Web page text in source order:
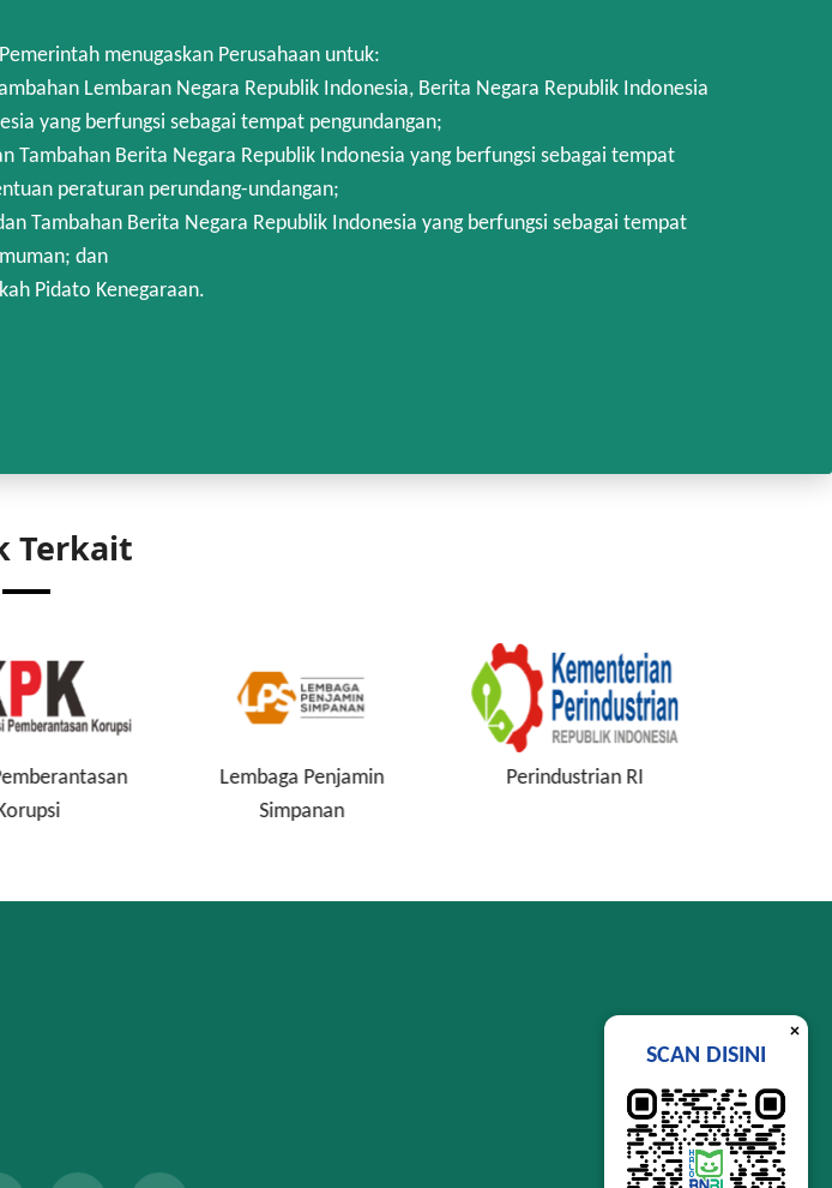
menugaskan Perusahaan untuk:
Lembaran Negara Republik Indonesia, Berita Negara Republik Indonesia
yang berfungsi sebagai tempat pengundangan;
Berita Negara Republik Indonesia yang berfungsi sebagai tempat
peraturan perundang-undangan;
Tambahan Berita Negara Republik Indonesia yang berfungsi sebagai tempat
dan
Pidato Kenegaraan.
Terkait
Lembaga Penjamin
Simpanan
Perindustrian RI
×
SCAN DISINI